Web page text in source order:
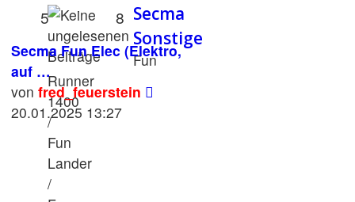
Secma
Sonstige
Fun
Runner
1400
/
Fun
Lander
/
5 8
Secma Fun Elec (Elektro,
auf …
von fred_feuerstein
20.01.2025 13:27